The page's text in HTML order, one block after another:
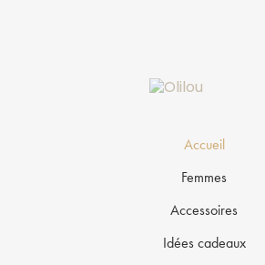
Accueil
Femmes
Accessoires
Idées cadeaux